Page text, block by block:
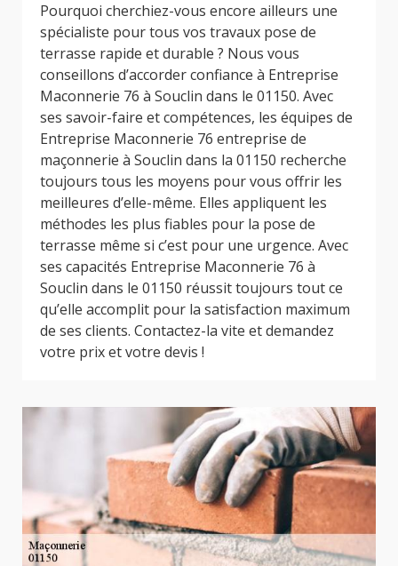
Pourquoi cherchiez-vous encore ailleurs une
spécialiste pour tous vos travaux pose de
terrasse rapide et durable ? Nous vous
conseillons d’accorder confiance à Entreprise
Maconnerie 76 à Souclin dans le 01150. Avec
ses savoir-faire et compétences, les équipes de
Entreprise Maconnerie 76 entreprise de
maçonnerie à Souclin dans la 01150 recherche
toujours tous les moyens pour vous offrir les
meilleures d’elle-même. Elles appliquent les
méthodes les plus fiables pour la pose de
terrasse même si c’est pour une urgence. Avec
ses capacités Entreprise Maconnerie 76 à
Souclin dans le 01150 réussit toujours tout ce
qu’elle accomplit pour la satisfaction maximum
de ses clients. Contactez-la vite et demandez
votre prix et votre devis !